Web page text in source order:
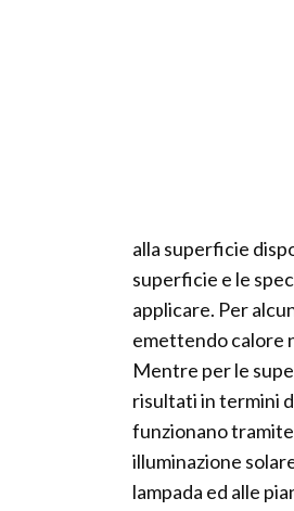
alla superficie
superficie e le
applicare. Per
emettendo calore
Mentre per le
risultati in termini
funzionano
illuminazione
lampada ed alle